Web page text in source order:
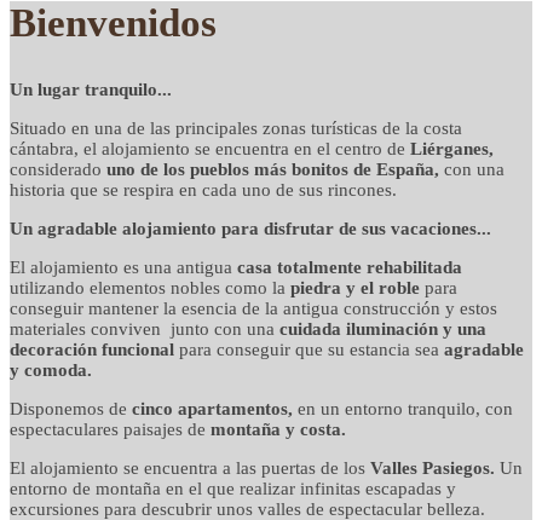
detalles cuidados con
mimo
Bienvenidos
Un lugar tranquilo...
Situado en una de las principales zonas turísticas de la costa
cántabra, el alojamiento se encuentra en el centro de Liérganes,
considerado uno de los pueblos más bonitos de España, con una
historia que se respira en cada uno de sus rincones.
Un agradable alojamiento para disfrutar de sus vacaciones...
El alojamiento es una antigua casa totalmente rehabilitada
utilizando elementos nobles como la piedra y el roble para
conseguir mantener la esencia de la antigua construcción y estos
materiales conviven junto con una cuidada iluminación y una
decoración funcional para conseguir que su estancia sea agradable
y comoda.
Disponemos de cinco apartamentos, en un entorno tranquilo, con
espectaculares paisajes de montaña y costa.
El alojamiento se encuentra a las puertas de los Valles Pasiegos. Un
entorno de montaña en el que realizar infinitas escapadas y
excursiones para descubrir unos valles de espectacular belleza.